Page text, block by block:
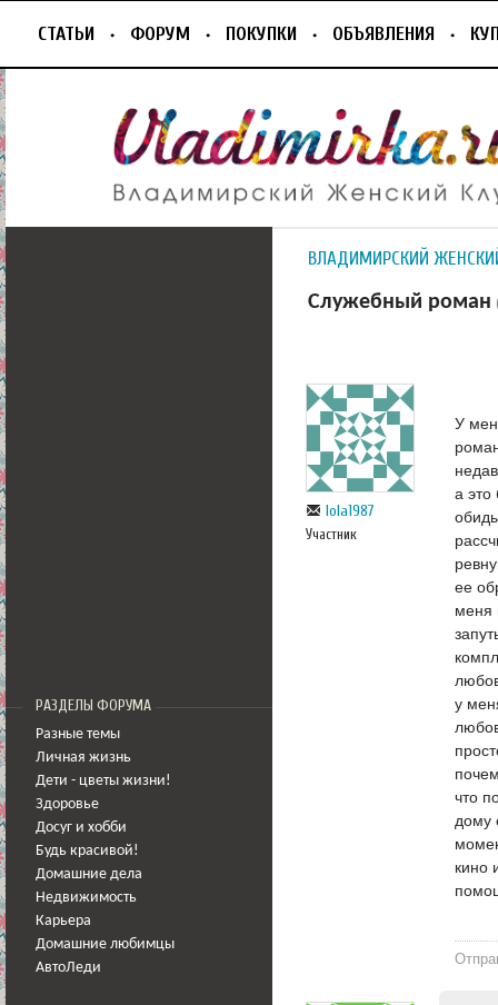
СТАТЬИ ФОРУМ ПОКУПКИ ОБЪЯВЛЕНИЯ
РАЗДЕЛЫ ФОРУМА
Разные темы
Личная жизнь
Дети - цветы жизни!
Здоровье
Досуг и хобби
Будь красивой!
Домашние дела
Недвижимость
Карьера
Домашние любимцы
АвтоЛеди
ВЛАДИМИРСКИЙ
Служебный роман
lola1987
Участник
У
а это
ее
меня
у
что
дому
кино